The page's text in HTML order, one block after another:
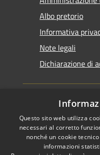
Albo pretorio
Informativa
Note legali
Dichiarazione di
RSS
Accessibilità
Questo sito web utilizza
necessari al corretto
nonché un cookie
informazioni